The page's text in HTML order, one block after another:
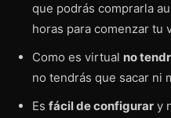
que podrás comprarla
horas para comenzar tu
Como es virtual no
no tendrás que sacar ni
Es fácil de configurar y